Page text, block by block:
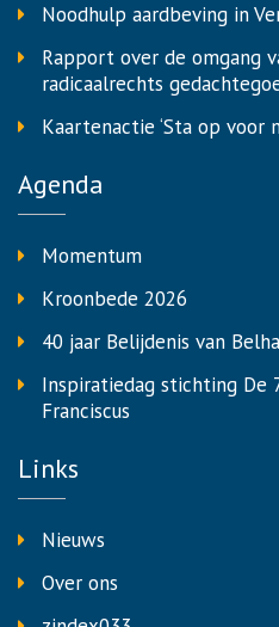
Noodhulp aardbeving in
Rapport over de omgang
radicaalrechts
Kaartenactie ‘Sta op voor
Agenda
Momentum
Kroonbede 2026
40 jaar Belijdenis van
Inspiratiedag stichting De
Franciscus
Links
Nieuws
Over ons